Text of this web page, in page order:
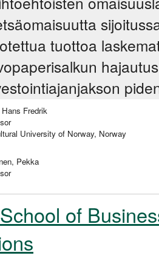
tuottoa
Fredrik
University of Norway, Norway
Pekka
of